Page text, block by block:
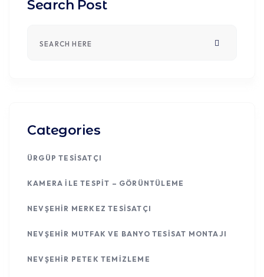
Search Post
Categories
ÜRGÜP TESISATÇI
KAMERA ILE TESPIT – GÖRÜNTÜLEME
NEVŞEHIR MERKEZ TESISATÇI
NEVŞEHIR MUTFAK VE BANYO TESISAT MONTAJI
NEVŞEHIR PETEK TEMIZLEME